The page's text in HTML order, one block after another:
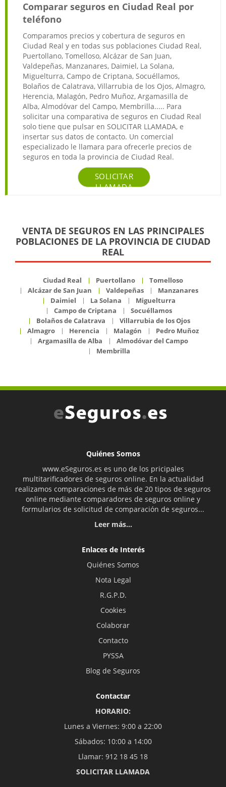
Comparar seguros en Ciudad Real por
teléfono
Comparamos precios y cobertura de seguros en
Ciudad Real y en todas sus poblaciones Ciudad Real,
Puertollano, Tomelloso, Alcázar de San Juan,
Valdepeñas, Manzanares, Daimiel, La Solana,
Miguelturra, Campo de Criptana, Socuéllamos,
Bolaños de Calatrava, Villarrubia de los Ojos, Almagro,
Herencia, Malagón, Pedro Muñoz, Argamasilla de
Alba, Almodóvar del Campo, Membrilla..... Para
solicitar una comparativa de seguros en Ciudad Real
solo tiene que pulsar en SOLICITAR LLAMADA, e
insertar sus datos de contacto. Un comercial
especializado le llamara para ofrecerle precios de
seguros en toda la provincia de Ciudad Real.
SOLICITAR
LLAMADA
VENTA DE SEGUROS EN LAS PRINCIPALES
POBLACIONES DE LA PROVINCIA DE CIUDAD
REAL
Ciudad Real Puertollano
Tomelloso
Alcázar de San Juan
Valdepeñas
Manzanares
Daimiel
La Solana
Miguelturra
Campo de Criptana
Socuéllamos
Bolaños de Calatrava
Villarrubia de los Ojos
Almagro
Herencia Malagón
Pedro Muñoz
Argamasilla de Alba
Almodóvar del Campo
Membrilla
Quiénes Somos
www.eSeguros.es es uno de los pricipales
multitarificadores de seguros online. En la actualidad
realizamos comparaciones de más de 20 tipos de seguros
online mediante comparadores de seguros online y
formularios de solicitud de comparación de seguros...
Leer más...
Enlaces de Interés
Quiénes Somos
Nota Legal
R.G.P.D.
Cookies
Colaborar
Contacto
PYSSA
Blog de Seguros
Contactar
HORARIO:
Lunes a Viernes: 9:00 a 22:00
Sábados: 10:00 a 14:00
Llamar: 912 18 45 18
SOLICITAR LLAMADA